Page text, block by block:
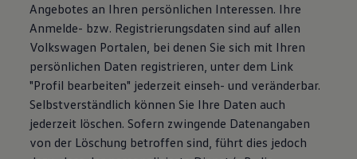
Angebotes an Ihren persönlichen Interessen. Ihre
Anmelde- bzw. Registrierungsdaten sind auf allen
Volkswagen Portalen, bei denen Sie sich mit Ihren
persönlichen Daten registrieren, unter dem Link
"Profil bearbeiten" jederzeit einseh- und veränderbar.
Selbstverständlich können Sie Ihre Daten auch
jederzeit löschen. Sofern zwingende Datenangaben
von der Löschung betroffen sind, führt dies jedoch